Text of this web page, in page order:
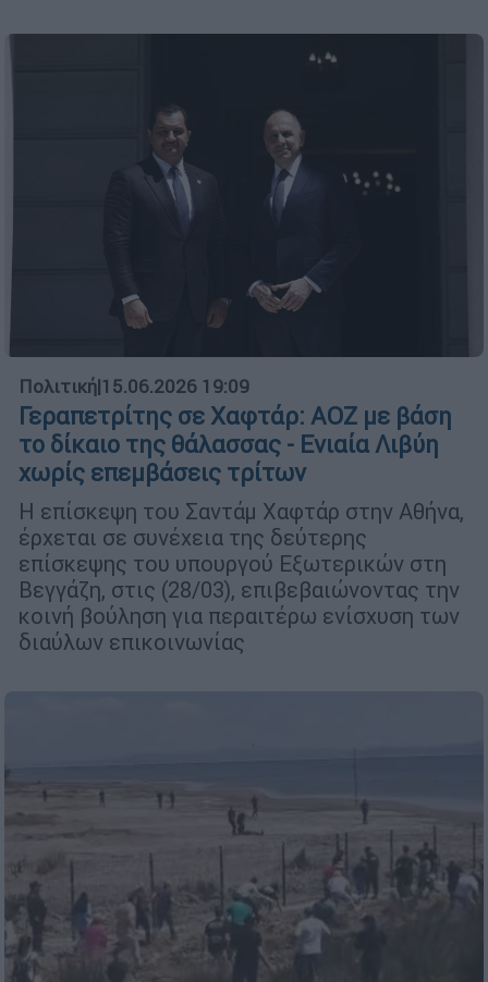
Πολιτική|15.06.2026 19:09
Γεραπετρίτης σε Χαφτάρ: ΑΟΖ με βάση
το δίκαιο της θάλασσας - Ενιαία Λιβύη
χωρίς επεμβάσεις τρίτων
Η επίσκεψη του Σαντάμ Χαφτάρ στην Αθήνα,
έρχεται σε συνέχεια της δεύτερης
επίσκεψης του υπουργού Εξωτερικών στη
Βεγγάζη, στις (28/03), επιβεβαιώνοντας την
κοινή βούληση για περαιτέρω ενίσχυση των
διαύλων επικοινωνίας